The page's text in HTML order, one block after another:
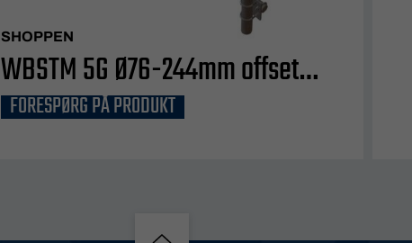
SHOPPEN
WBSTM 5G Ø76-244mm offset
800mm
FORESPØRG PÅ PRODUKT